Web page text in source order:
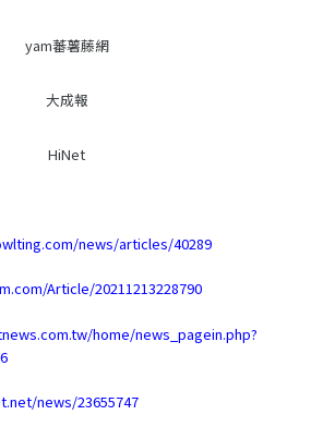
yam蕃薯藤網
大成報
HiNet
news/articles/40289
Article/20211213228790
home/news_pagein.php?
news/23655747